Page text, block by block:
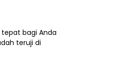
tepat bagi Anda
teruji di